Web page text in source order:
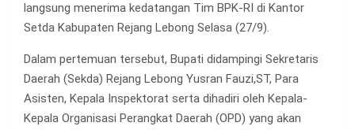
langsung menerima kedatangan Tim BPK-RI di Kantor
Setda Kabupaten Rejang Lebong Selasa (27/9).
Dalam pertemuan tersebut, Bupati didampingi Sekretaris
Daerah (Sekda) Rejang Lebong Yusran Fauzi,ST, Para
Asisten, Kepala Inspektorat serta dihadiri oleh Kepala-
Kepala Organisasi Perangkat Daerah (OPD) yang akan